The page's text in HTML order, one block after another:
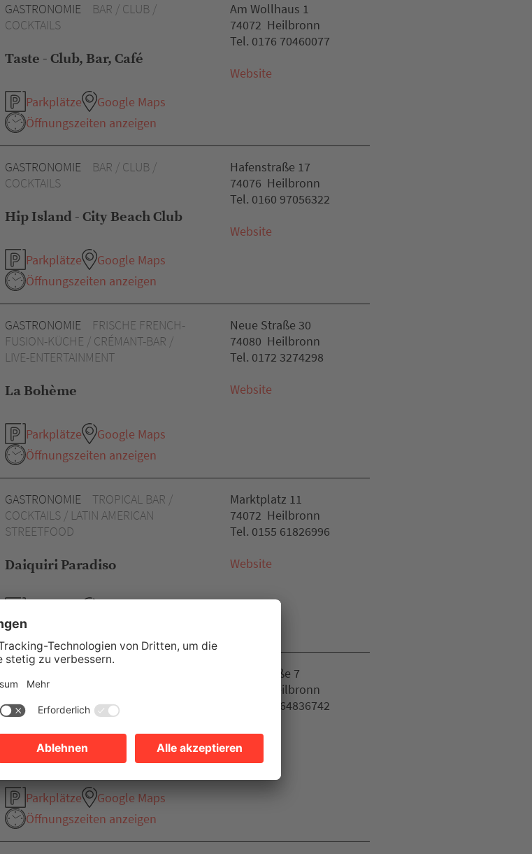
GASTRONOMIE
BAR / CLUB /
COCKTAILS
Taste - Club, Bar, Café
Parkplätze
Google Maps
Öffnungszeiten anzeigen
Am Wollhaus 1
74072 Heilbronn
Tel. 0176 70460077
Website
GASTRONOMIE
BAR / CLUB /
COCKTAILS
Hip Island - City Beach Club
Parkplätze
Google Maps
Öffnungszeiten anzeigen
Hafenstraße 17
74076 Heilbronn
Tel. 0160 97056322
Website
GASTRONOMIE
FRISCHE FRENCH-
FUSION-KÜCHE / CRÉMANT-BAR /
LIVE-ENTERTAINMENT
La Bohème
Parkplätze
Google Maps
Öffnungszeiten anzeigen
Neue Straße 30
74080 Heilbronn
Tel. 0172 3274298
Website
GASTRONOMIE
TROPICAL BAR /
COCKTAILS / LATIN AMERICAN
STREETFOOD
Daiquiri Paradiso
Öffnungszeiten anzeigen
Marktplatz 11
74072 Heilbronn
Tel. 0155 61826996
Website
CBD ÖLE / CANNABIS SOCIALCLUB
Heilbronn
Parkplätze
Google Maps
Öffnungszeiten anzeigen
Klarastraße 7
74072 Heilbronn
Tel. 0176 64836742
Website